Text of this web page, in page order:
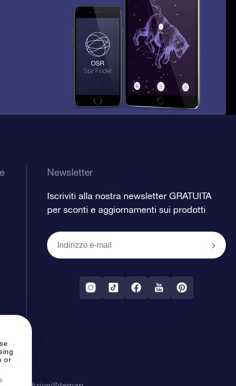
or
Newsletter
Iscriviti alla nostra newsletter GRATUITA
per sconti e aggiornamenti sui prodotti